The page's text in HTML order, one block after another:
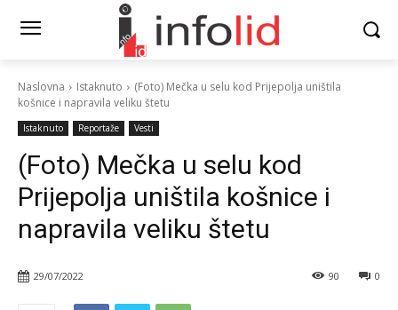
Naslovna Istaknuto
(Foto) Mečka u selu kod Prijepolja uništila
košnice i napravila veliku štetu
Istaknuto Reportaže Vesti
(Foto) Mečka u selu kod
Prijepolja uništila košnice i
napravila veliku štetu
29/07/2022 0
90